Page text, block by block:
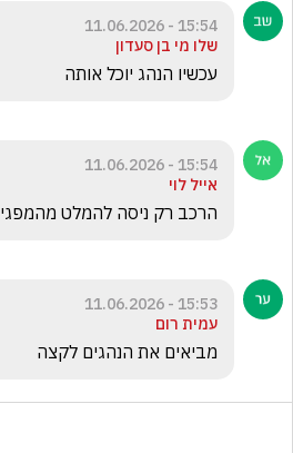
15:54 - 11.06.2026
שלו מי בן סעדון
עכשיו הנהג יוכל אותה
15:54 - 11.06.2026
אייל לוי
הרכב רק ניסה להמלט
15:53 - 11.06.2026
עמית רום
מביאים את הנהגים לקצה